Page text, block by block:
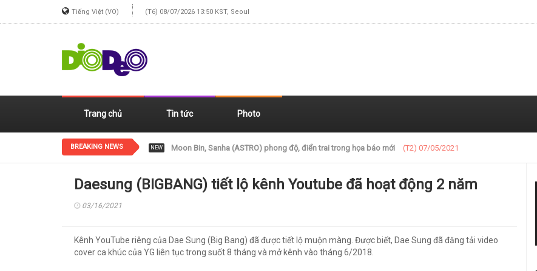
Tiếng Việt (VO) (T6) 08/07/2026 13:50 KST, Seoul
Trang chủ Tin tức Photo
BREAKING NEWS NEW Jennie (BLACKPINK) xinh đẹp trong loạt ảnh gần đây (T2) 07/05/2021
Daesung (BIGBANG) tiết lộ kênh Youtube đã hoạt động 2 năm
03/16/2021
Kênh YouTube riêng của Dae Sung (Big Bang) đã được tiết lộ muộn màng. Được biết, Dae Sung đã đăng tải video
cover ca khúc của YG liên tục trong suốt 8 tháng và mở kênh vào tháng 6/2018.